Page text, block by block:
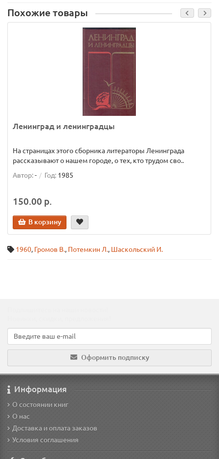
Похожие товары
Ленинград и ленинградцы
На страницах этого сборника литераторы Ленинграда
рассказывают о нашем городе, о тех, кто трудом сво..
Автор:- Год: 1985
150.00 р.
В корзину
1960, Громов В., Потемкин Л., Шаскольский И.
Оформить подписку
Информация
О состоянии книг
О нас
Доставка и оплата заказов
Условия соглашения